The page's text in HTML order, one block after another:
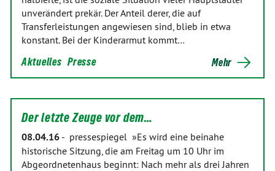
unverändert prekär. Der Anteil derer, die auf
Transferleistungen angewiesen sind, blieb in etwa
konstant. Bei der Kinderarmut kommt…
Aktuelles Presse Mehr
Der letzte Zeuge vor dem…
08.04.16 - pressespiegel »Es wird eine beinahe
historische Sitzung, die am Freitag um 10 Uhr im
Abgeordnetenhaus beginnt: Nach mehr als drei Jahren